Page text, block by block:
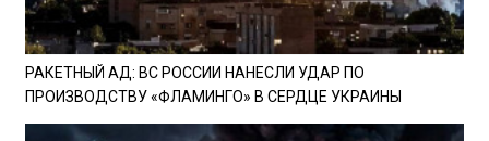
РАКЕТНЫЙ АД: ВС РОССИИ НАНЕСЛИ УДАР ПО
ПРОИЗВОДСТВУ «ФЛАМИНГО» В СЕРДЦЕ УКРАИНЫ